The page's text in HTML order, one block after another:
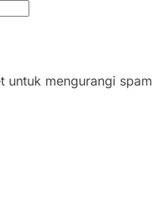
untuk mengurangi